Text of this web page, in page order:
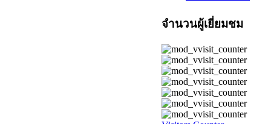
จำนวนผู้เยี่ยมชม